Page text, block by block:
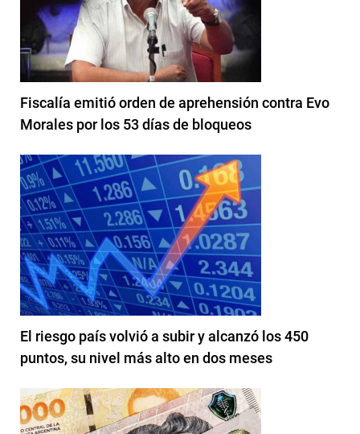
Fiscalía emitió orden de aprehensión contra Evo
Morales por los 53 días de bloqueos
El riesgo país volvió a subir y alcanzó los 450
puntos, su nivel más alto en dos meses